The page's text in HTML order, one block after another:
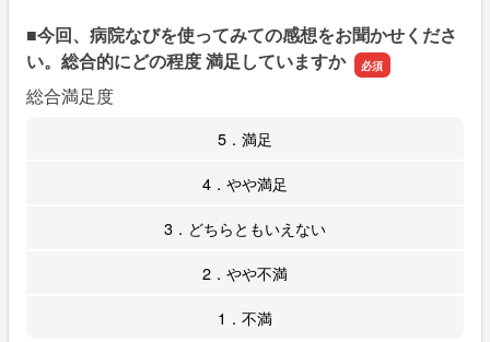
■今回、病院なびを使ってみての感想をお聞かせくださ
い。総合的にどの程度 満足していますか
総合満足度
5．満足
4．やや満足
3．どちらともいえない
2．やや不満
1．不満